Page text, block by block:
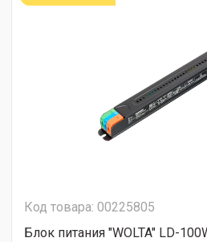
Код товара: 00225805
Блок питания "WOLTA" LD-